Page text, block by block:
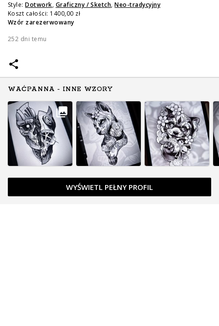
Zapytaj o cenę
Zapytaj o cenę Zapytaj o cenę
Style: Dotwork, Graficzny / Sketch,Neo-tradycyjny
Koszt całości: 1400,00 zł
Wzór zarezerwowany
252 dni temu
WAĆPANNA - INNE WZORY
WYŚWIETL PEŁNY PROFIL